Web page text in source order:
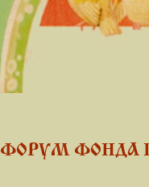
ФОРУМ ФОНДА